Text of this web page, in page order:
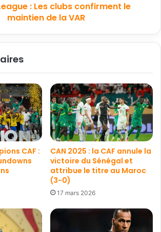
: Les clubs confirment le
maintien de la VAR
CAF :
CAN 2025 : la CAF annule la
victoire du Sénégal et
attribue le titre au Maroc
(3-0)
17 mars 2026